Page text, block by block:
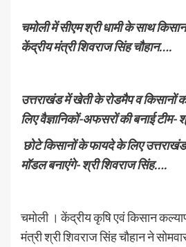
चमोली में सीएम श्री धामी के साथ
केंद्रीय मंत्री शिवराज सिंह चौहान….
उत्तराखंड में खेती के रोडमैप व किसानों
लिए वैज्ञानिकों-अफसरों की बनाई टीम-
छोटे किसानों के फायदे के लिए उत्तराखंड
मॉडल बनाएंगे- श्री शिवराज सिंह….
चमोली । केंद्रीय कृषि एवं किसान
मंत्री श्री शिवराज सिंह चौहान ने